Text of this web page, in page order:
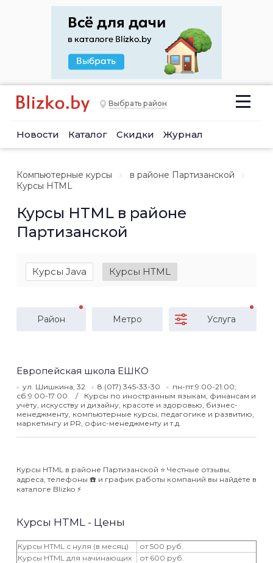
Выбрать район
Новости Каталог Скидки Журнал
Компьютерные курсы
в районе Партизанской
Курсы HTML
Курсы HTML в районе
Партизанской
Курсы Java Курсы HTML
Район Метро Услуга
Европейская школа ЕШКО
ул. Шишкина, 32 8 (017) 345-33-30
пн-пт:9:00-21:00;
сб:9:00-17:00.
Курсы по иностранным языкам, финансам и
учёту, искусству и дизайну, красоте и здоровью, бизнес-
менеджменту, компьютерные курсы, педагогике и развитию,
маркетингу и PR, офис-менеджменту и т.д.
Курсы HTML в районе Партизанской ⭐️ Честные отзывы,
адреса, телефоны ☎️ и график работы компаний вы найдёте в
каталоге Blizko ⚡️
Курсы HTML - Цены
Курсы HTML с нуля (в месяц)
от 500 руб.
Курсы HTML для начинающих
от 600 руб.